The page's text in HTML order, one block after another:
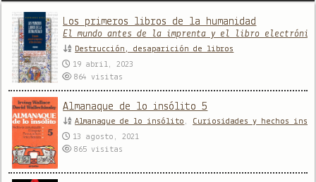
Los primeros libros de la humanidad
El mundo antes de la imprenta y el libro
Destrucción, desaparición de libros
19 abril, 2023
864visitas
Almanaque de lo insólito 5
Almanaque de lo insólito , Curiosidades y hechos
13 agosto, 2021
865visitas